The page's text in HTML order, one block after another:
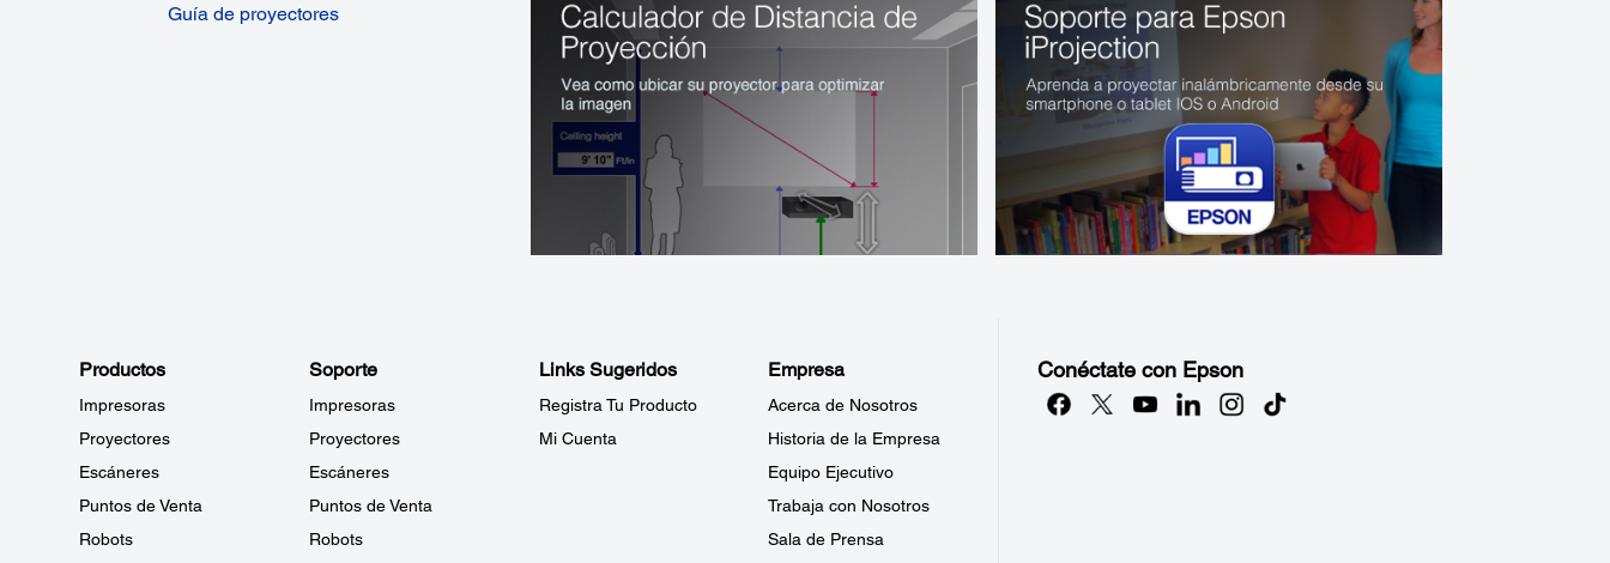
Guía de proyectores
Productos
Impresoras
Proyectores
Escáneres
Puntos de Venta
Robots
Soporte
Impresoras
Proyectores
Escáneres
Puntos de Venta
Robots
Links Sugeridos
Registra Tu Producto
Mi Cuenta
Empresa
Acerca de Nosotros
Historia de la Empresa
Equipo Ejecutivo
Trabaja con Nosotros
Sala de Prensa
Conéctate con Epson